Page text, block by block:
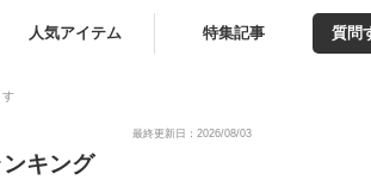
人気アイテム 特集記事 質問
す
最終更新日：2026/08/03
キング